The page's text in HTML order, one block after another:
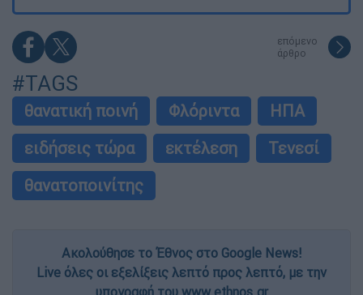
επόμενο
άρθρο
#TAGS
θανατική ποινή Φλόριντα
ΗΠΑ
ειδήσεις τώρα
εκτέλεση
Τενεσί
θανατοποινίτης
Ακολούθησε το Έθνος στο Google News!
Live όλες οι εξελίξεις λεπτό προς λεπτό, με την